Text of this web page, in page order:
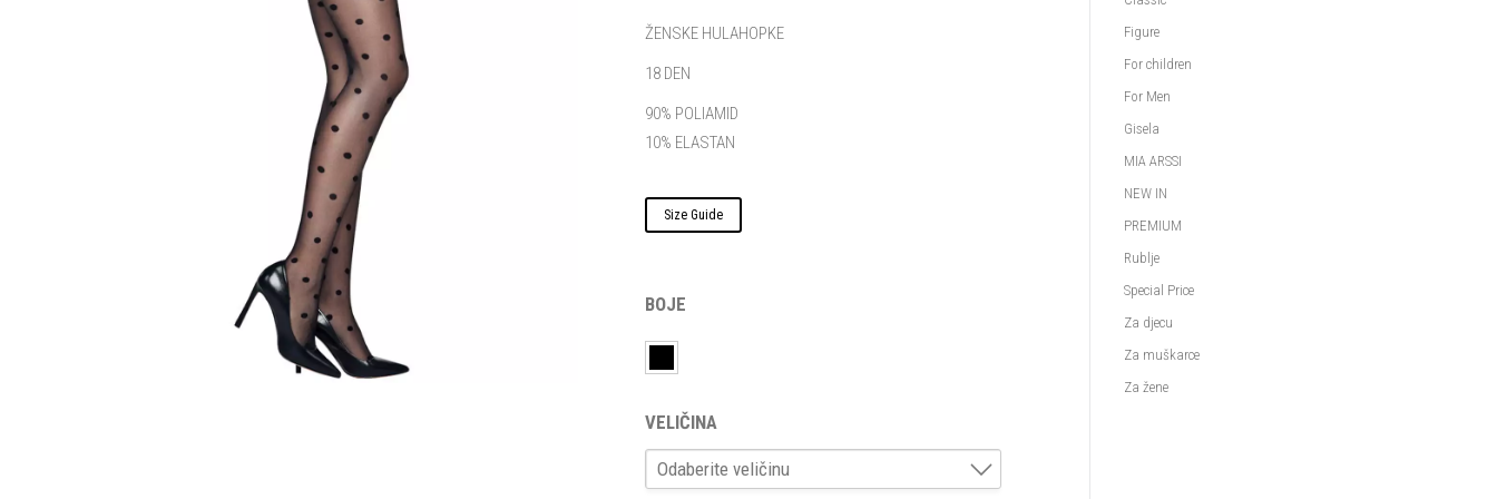
ŽENSKE HULAHOPKE
18 DEN
90% POLIAMID
10% ELASTAN
Size Guide
BOJE
VELIČINA
Odaberite veličinu
Figure
For children
For Men
Gisela
MIA ARSSI
NEW IN
PREMIUM
Rublje
Special Price
Za djecu
Za muškarce
Za žene